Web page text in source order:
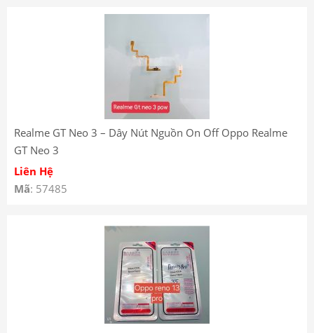
Realme GT Neo 3 – Dây Nút Nguồn On Off Oppo Realme
GT Neo 3
Liên Hệ
Mã: 57485